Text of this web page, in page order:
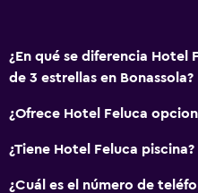
¿En qué se diferencia Hotel
de 3 estrellas en Bonassola?
¿Ofrece Hotel Feluca
¿Tiene Hotel Feluca piscina?
¿Cuál es el número de